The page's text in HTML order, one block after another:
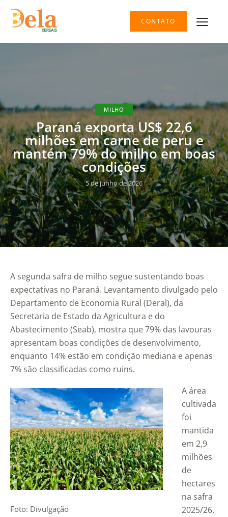
CONTATO
MILHO
Paraná exporta US$ 22,6
milhões em carne de peru e
mantém 79% do milho em boas
condições
5 de junho de 2026
A segunda safra de milho segue sustentando boas
expectativas no Paraná. Levantamento divulgado pelo
Departamento de Economia Rural (Deral), da
Secretaria de Estado da Agricultura e do
Abastecimento (Seab), mostra que 79% das lavouras
apresentam boas condições de desenvolvimento,
enquanto 14% estão em condição mediana e apenas
7% são classificadas como ruins.
Foto: Divulgação
A área
cultivada
foi
mantida
em 2,9
milhões
de
hectares
na safra
2025/26.